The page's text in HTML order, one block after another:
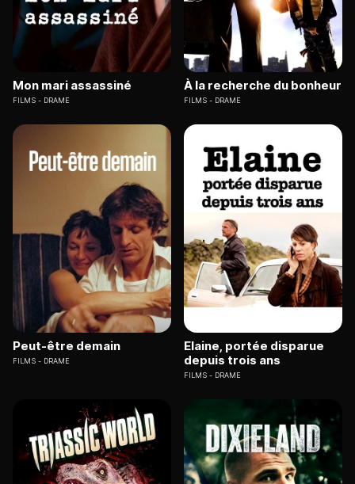
Mon mari assassiné
FILMS DRAME
À la recherche du bonheur
FILMS DRAME
Peut-être demain
FILMS DRAME
Elaine, portée disparue
depuis trois ans
FILMS DRAME